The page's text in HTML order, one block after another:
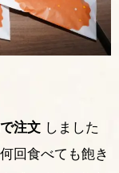
注文 しました
回食べても飽き